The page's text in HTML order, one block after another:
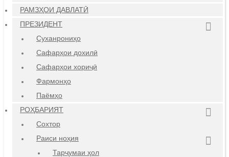
РАМЗҲОИ ДАВЛАТӢ
ПРЕЗИДЕНТ
Суханрониҳо
Сафарҳои дохилӣ
Сафарҳои хориҷӣ
Фармонҳо
Паёмҳо
РОҲБАРИЯТ
Сохтор
Раиси ноҳия
Тарҷумаи ҳол